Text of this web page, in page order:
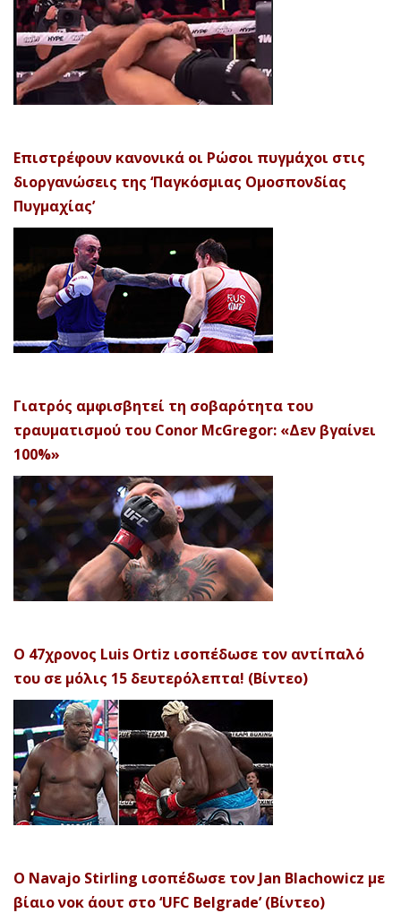
Επιστρέφουν κανονικά οι Ρώσοι πυγμάχοι στις
διοργανώσεις της ‘Παγκόσμιας Ομοσπονδίας
Πυγμαχίας’
Γιατρός αμφισβητεί τη σοβαρότητα του
τραυματισμού του Conor McGregor: «Δεν βγαίνει
100%»
Ο 47χρονος Luis Ortiz ισοπέδωσε τον αντίπαλό
του σε μόλις 15 δευτερόλεπτα! (Βίντεο)
Ο Navajo Stirling ισοπέδωσε τον Jan Blachowicz με
βίαιο νοκ άουτ στο ‘UFC Belgrade’ (Βίντεο)